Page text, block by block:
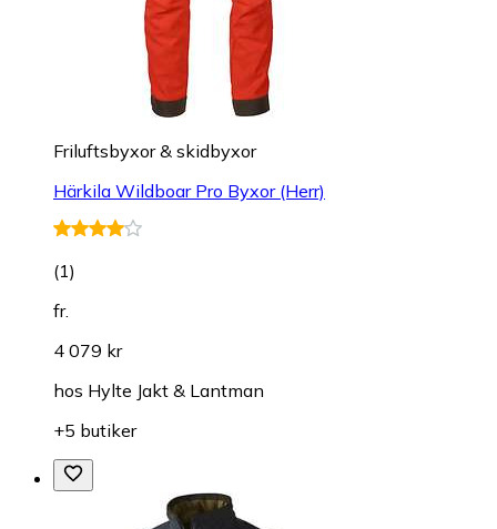
Friluftsbyxor & skidbyxor
Härkila Wildboar Pro Byxor (Herr)
(1)
fr.
4 079 kr
hos Hylte Jakt & Lantman
+5 butiker